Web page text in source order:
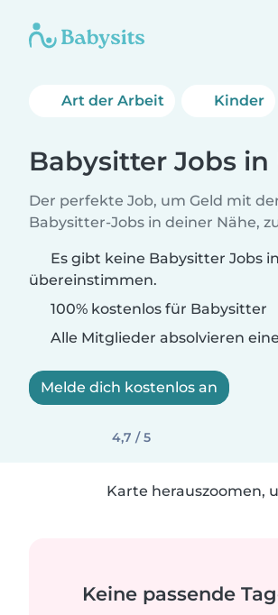
Art der Arbeit Kinder
Babysitter Jobs
Der perfekte Job, um Geld mit
Babysitter-Jobs in deiner Nähe,
Es gibt keine Babysitter Jobs
übereinstimmen.
100% kostenlos für Babysitter
Alle Mitglieder absolvieren
Melde dich kostenlos an
4,7 / 5
Karte herauszoomen,
Keine passende